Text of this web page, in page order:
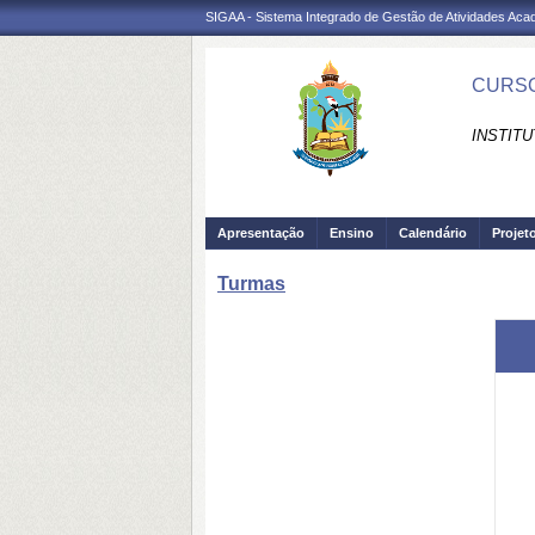
SIGAA - Sistema Integrado de Gestão de Atividades
Apresentação Ensino Calendário
Turmas